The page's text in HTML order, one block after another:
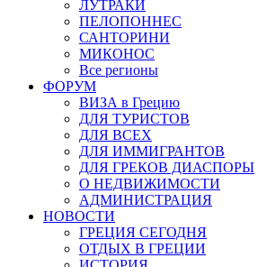
ЛУТРАКИ
ПЕЛОПОННЕС
САНТОРИНИ
МИКОНОС
Все регионы
ФОРУМ
ВИЗА в Грецию
ДЛЯ ТУРИСТОВ
ДЛЯ ВСЕХ
ДЛЯ ИММИГРАНТОВ
ДЛЯ ГРЕКОВ ДИАСПОРЫ
О НЕДВИЖИМОСТИ
АДМИНИСТРАЦИЯ
НОВОСТИ
ГРЕЦИЯ СЕГОДНЯ
ОТДЫХ В ГРЕЦИИ